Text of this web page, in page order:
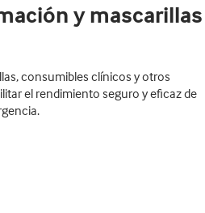
y mascarillas
consumibles clínicos y otros
el rendimiento seguro y eficaz de